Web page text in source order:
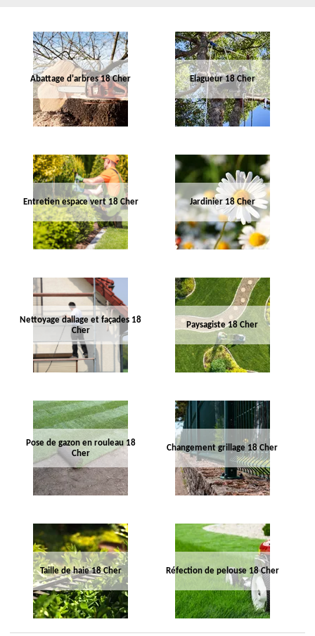
Abattage d'arbres 18 Cher Elagueur 18 Cher
Entretien espace vert 18 Cher Jardinier 18 Cher
Nettoyage dallage et façades 18
Cher
Paysagiste 18 Cher
Pose de gazon en rouleau 18
Cher
Changement grillage 18 Cher
Taille de haie 18 Cher Réfection de pelouse 18 Cher